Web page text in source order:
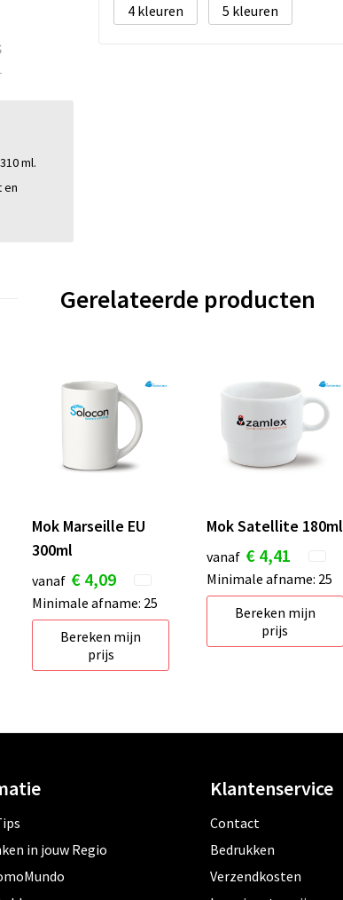
ml.
en
4
5
Gerelateerde producten
Mok Marseille EU
300ml
vanaf € 4,09
Minimale afname: 25
Bereken mijn
prijs
Mok Satellite 180ml
vanaf € 4,41
Minimale afname: 25
Bereken mijn
prijs
in jouw Regio
Klantenservice
Contact
Bedrukken
Verzendkosten